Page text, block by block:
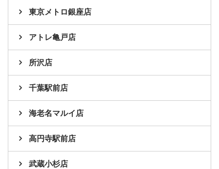
東京メトロ銀座店
アトレ亀戸店
所沢店
千葉駅前店
海老名マルイ店
高円寺駅前店
武蔵小杉店